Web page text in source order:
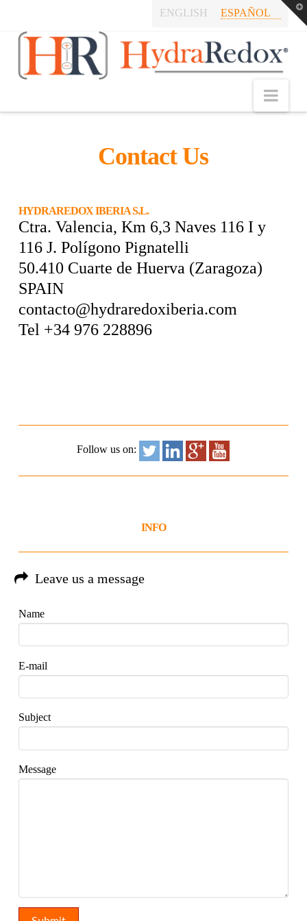
ENGLISH ESPAÑOL
Hydraredox:
Revolutionary
Vanadium
Redox
Technology
Contact Us
HYDRAREDOX IBERIA S.L.
Ctra. Valencia, Km 6,3 Naves 116 I y
116 J. Polígono Pignatelli
50.410 Cuarte de Huerva (Zaragoza)
SPAIN
contacto@hydraredoxiberia.com
Tel +34 976 228896
Follow us on:
INFO
Leave us a message
Name
E-mail
Subject
Message